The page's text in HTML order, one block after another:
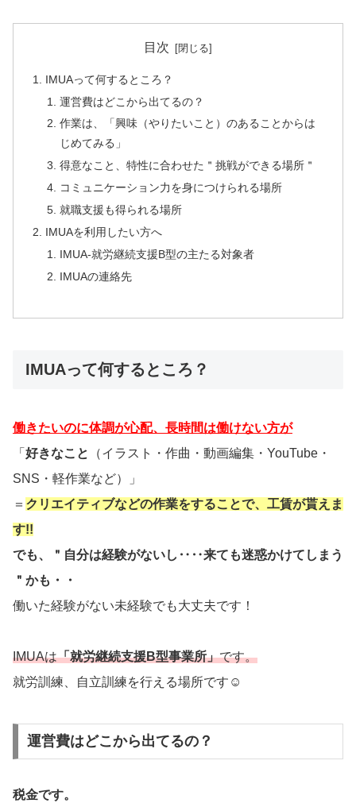
目次
IMUAって何するところ？
運営費はどこから出てるの？
作業は、「興味（やりたいこと）のあることからは
じめてみる」
得意なこと、特性に合わせた＂挑戦ができる場所＂
コミュニケーション力を身につけられる場所
就職支援も得られる場所
IMUAを利用したい方へ
IMUA-就労継続支援B型の主たる対象者
IMUAの連絡先
IMUAって何するところ？
働きたいのに体調が心配、長時間は働けない方が
「 好きなこと
（イラスト・作曲・動画編集・YouTube・
SNS・軽作業など）」
＝ クリエイティブなどの作業をすることで、工賃が貰えま
す!!
でも、＂自分は経験がないし‥‥来ても迷惑かけてしまう
＂かも・・
働いた経験がない未経験でも大丈夫です！
IMUAは「就労継続支援B型事業所」です。
就労訓練、自立訓練を行える場所です☺
運営費はどこから出てるの？
税金です。